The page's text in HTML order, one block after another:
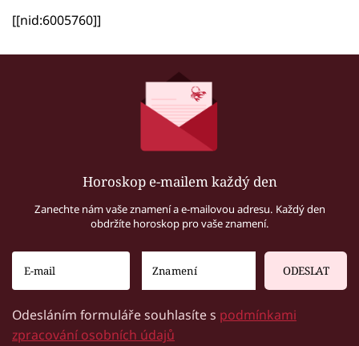
[[nid:6005760]]
Horoskop e-mailem každý den
Zanechte nám vaše znamení a e-mailovou adresu. Každý den
obdržíte horoskop pro vaše znamení.
ODESLAT
Odesláním formuláře souhlasíte s podmínkami
zpracování osobních údajů